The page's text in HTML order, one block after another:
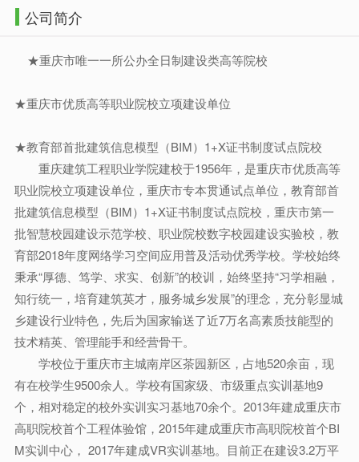
公司简介
★重庆市唯一一所公办全日制建设类高等院校
★重庆市优质高等职业院校立项建设单位
★教育部首批建筑信息模型（BIM）1+X证书制度试点院校
重庆建筑工程职业学院建校于1956年，是重庆市优质高等
职业院校立项建设单位，重庆市专本贯通试点单位，教育部首
批建筑信息模型（BIM）1+X证书制度试点院校，重庆市第一
批智慧校园建设示范学校、职业院校数字校园建设实验校，教
育部2018年度网络学习空间应用普及活动优秀学校。学校始终
秉承“厚德、笃学、求实、创新”的校训，始终坚持“习学相融，
知行统一，培育建筑英才，服务城乡发展”的理念，充分彰显城
乡建设行业特色，先后为国家输送了近7万名高素质技能型的
技术精英、管理能手和经营骨干。
学校位于重庆市主城南岸区茶园新区，占地520余亩，现
有在校学生9500余人。学校有国家级、市级重点实训基地9
个，相对稳定的校外实训实习基地70余个。2013年建成重庆市
高职院校首个工程体验馆，2015年建成重庆市高职院校首个BI
M实训中心， 2017年建成VR实训基地。目前正在建设3.2万平